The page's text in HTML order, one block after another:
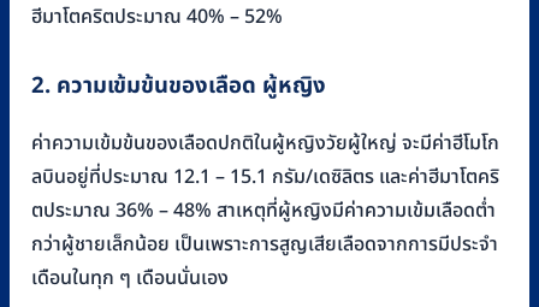
ฮีมาโตคริตประมาณ 40% – 52%
2. ความเข้มข้นของเลือด ผู้หญิง
ค่าความเข้มข้นของเลือดปกติในผู้หญิงวัยผู้ใหญ่ จะมีค่าฮีโมโก
ลบินอยู่ที่ประมาณ 12.1 – 15.1 กรัม/เดซิลิตร และค่าฮีมาโตคริ
ตประมาณ 36% – 48% สาเหตุที่ผู้หญิงมีค่าความเข้มเลือดต่ำ
กว่าผู้ชายเล็กน้อย เป็นเพราะการสูญเสียเลือดจากการมีประจำ
เดือนในทุก ๆ เดือนนั่นเอง